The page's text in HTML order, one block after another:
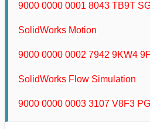
9000 0000 0001 8043 TB9T
SolidWorks Motion
9000 0000 0002 7942 9KW4
SolidWorks Flow Simulation
9000 0000 0003 3107 V8F3